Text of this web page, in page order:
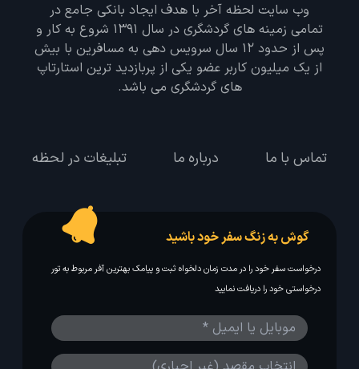
وب سایت لحظه آخر با هدف ایجاد بانکی جامع در
تمامی زمینه های گردشگری در سال 1391 شروع به کار و
پس از حدود 12 سال سرویس دهی به مسافرین با بیش
از یک میلیون کاربر عضو یکی از پربازدید ترین استارتاپ
های گردشگری می باشد.
تماس با ما درباره ما تبلیغات در لحظه
گوش به زنگ سفر خود باشید
درخواست سفر خود را در مدت زمان دلخواه ثبت و پیامک بهترین آفر مربوط به تور
درخواستی خود را دریافت نمایید